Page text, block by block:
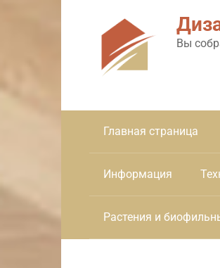
Вы
Главная страница
Информация
Растения и